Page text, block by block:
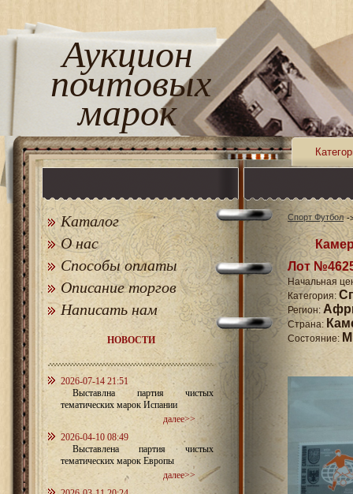
Аукцион
почтовых
марок
Каталог
О нас
Способы оплаты
Описание торгов
Написать нам
НОВОСТИ
2026-07-14 21:51
Выставлна партия чистых
тематических марок Испании
далее>>
2026-04-10 08:49
Выставлена партия чистых
тематических марок Европы
далее>>
Спорт Футбол
Лот
Начальная
Категория:
Регион:
Страна:
Состояние: